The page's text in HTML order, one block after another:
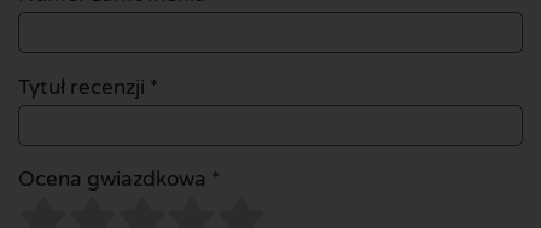
Tytuł recenzji *
Ocena gwiazdkowa *